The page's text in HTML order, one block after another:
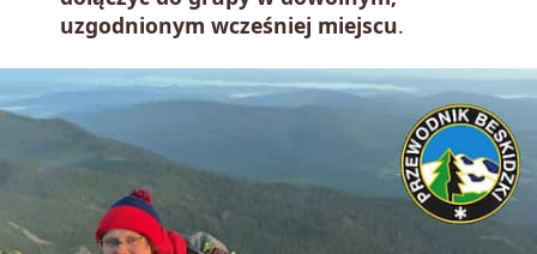
uzgodnionym wcześniej miejscu.